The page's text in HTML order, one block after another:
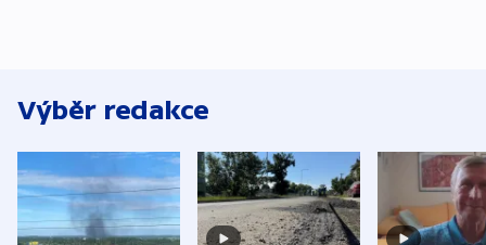
Výběr redakce